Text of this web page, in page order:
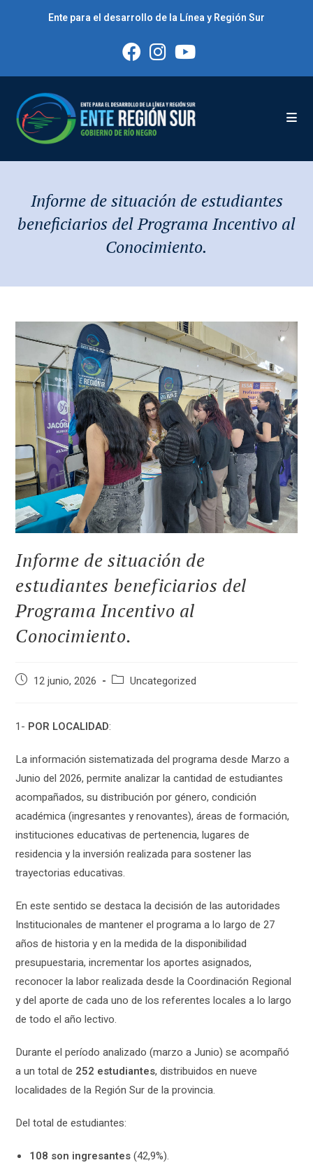
Ente para el desarrollo de la Línea y Región Sur
Informe de situación de estudiantes
beneficiarios del Programa Incentivo al
Conocimiento.
Informe de situación de
estudiantes beneficiarios del
Programa Incentivo al
Conocimiento.
Publicación
entrada:
12 junio, 2026
Categoría
Uncategorized
1- POR LOCALIDAD:
La información sistematizada del programa desde Marzo a
Junio del 2026, permite analizar la cantidad de estudiantes
acompañados, su distribución por género, condición
académica (ingresantes y renovantes), áreas de formación,
instituciones educativas de pertenencia, lugares de
residencia y la inversión realizada para sostener las
trayectorias educativas.
En este sentido se destaca la decisión de las autoridades
Institucionales de mantener el programa a lo largo de 27
años de historia y en la medida de la disponibilidad
presupuestaria, incrementar los aportes asignados,
reconocer la labor realizada desde la Coordinación Regional
y del aporte de cada uno de los referentes locales a lo largo
de todo el año lectivo.
Durante el período analizado (marzo a Junio) se acompañó
a un total de 252 estudiantes, distribuidos en nueve
localidades de la Región Sur de la provincia.
Del total de estudiantes:
108 son ingresantes(42,9%).